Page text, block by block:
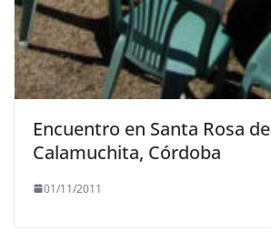
Encuentro en Santa Rosa de
Calamuchita, Córdoba
01/11/2011